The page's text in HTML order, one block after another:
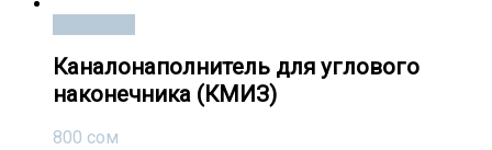
Каналонаполнитель для углового
наконечника (КМИЗ)
800 сом